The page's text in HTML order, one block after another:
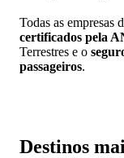
Todas as empresas
certificados pela
Terrestres e o
passageiros.
Destinos